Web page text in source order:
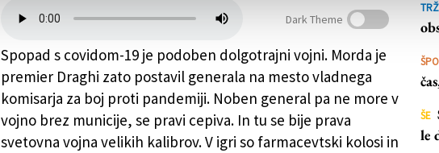
Dark Theme
Spopad s covidom-19 je podoben dolgotrajni vojni. Morda je
premier Draghi zato postavil generala na mesto vladnega
komisarja za boj proti pandemiji. Noben general pa ne more v
vojno brez municije, se pravi cepiva. In tu se bije prava
svetovna vojna velikih kalibrov. V igri so farmacevtski kolosi in
ŠE
le